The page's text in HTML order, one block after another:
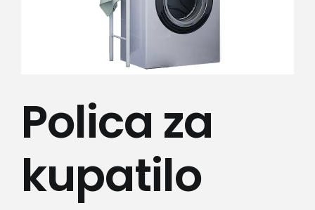
Sport i razonoda
Polica za
kupatilo